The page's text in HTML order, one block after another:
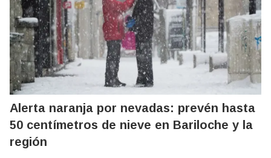
Alerta naranja por nevadas: prevén hasta
50 centímetros de nieve en Bariloche y la
región